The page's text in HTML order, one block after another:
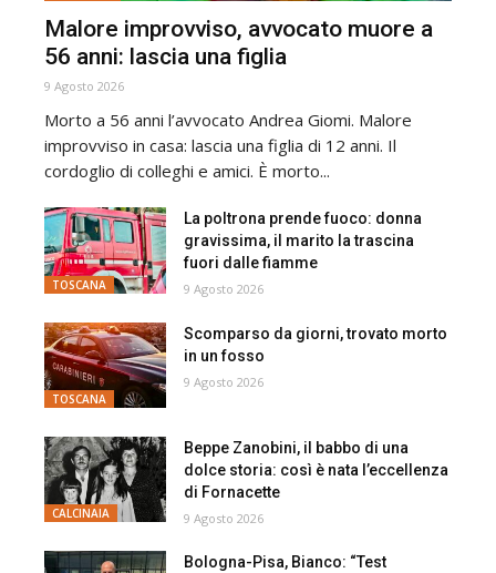
Malore improvviso, avvocato muore a
56 anni: lascia una figlia
9 Agosto 2026
Morto a 56 anni l’avvocato Andrea Giomi. Malore
improvviso in casa: lascia una figlia di 12 anni. Il
cordoglio di colleghi e amici. È morto...
TOSCANA
La poltrona prende fuoco: donna
gravissima, il marito la trascina
fuori dalle fiamme
9 Agosto 2026
TOSCANA
Scomparso da giorni, trovato morto
in un fosso
9 Agosto 2026
CALCINAIA
Beppe Zanobini, il babbo di una
dolce storia: così è nata l’eccellenza
di Fornacette
9 Agosto 2026
Bologna-Pisa, Bianco: “Test